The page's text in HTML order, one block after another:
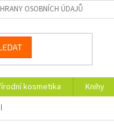
OSOBNÍCH ÚDAJŮ
kosmetika Knihy